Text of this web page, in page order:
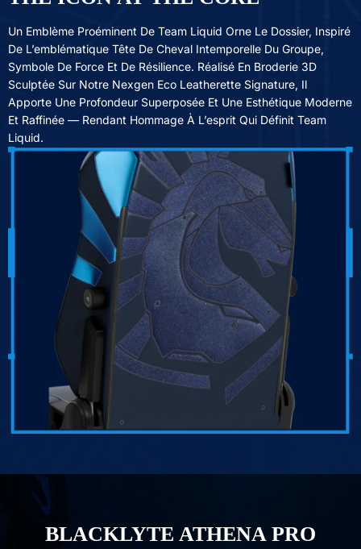
Un Emblème Proéminent De Team Liquid Orne Le Dossier, Inspiré
De L’emblématique Tête De Cheval Intemporelle Du Groupe,
Symbole De Force Et De Résilience. Réalisé En Broderie 3D
Sculptée Sur Notre Nexgen Eco Leatherette Signature, Il
Apporte Une Profondeur Superposée Et Une Esthétique Moderne
Et Raffinée — Rendant Hommage À L’esprit Qui Définit Team
Liquid.
BLACKLYTE ATHENA PRO
Get €30 off your first order!
Subscribe to unlock and stay updated on Blacklyte special offers,
new releases and more!
CLAIM YOUR DISCOUNT
No, suscribe later